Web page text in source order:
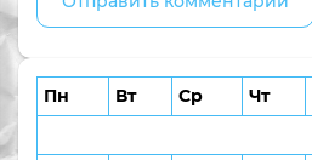
Пн Вт Ср Чт